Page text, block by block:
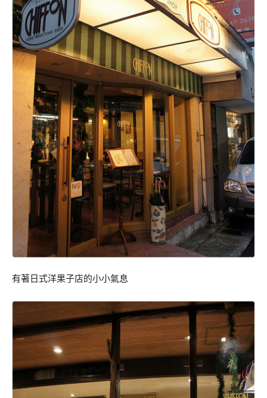
有著日式洋果子店的小小氣息